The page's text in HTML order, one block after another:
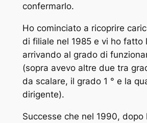
confermarlo.
Ho cominciato a ricoprire
di filiale nel 1985 e vi ho fatto
arrivando al grado di
(sopra avevo altre due tra
da scalare, il grado 1 ° e la
dirigente).
Successe che nel 1990, dopo